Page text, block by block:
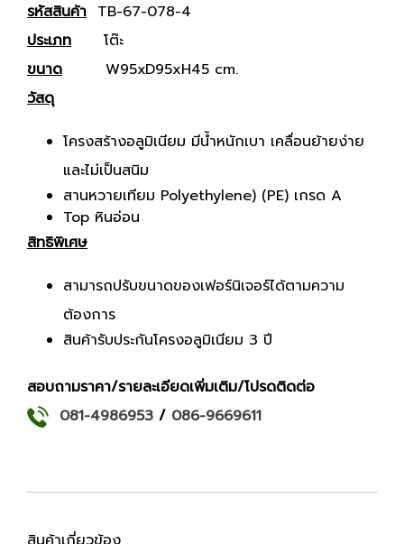
รหัสสินค้า TB-67-078-4
ประเภท โต๊ะ
ขนาด W95xD95xH45 cm.
วัสดุ
โครงสร้างอลูมิเนียม มีน้ำหนักเบา เคลื่อนย้ายง่าย
และไม่เป็นสนิม
สานหวายเทียม Polyethylene) (PE) เกรด A
Top หินอ่อน
สิทธิพิเศษ
สามารถปรับขนาดของเฟอร์นิเจอร์ได้ตามความ
ต้องการ
สินค้ารับประกันโครงอลูมิเนียม 3 ปี
สอบถามราคา/รายละเอียดเพิ่มเติม/โปรดติดต่อ
081-4986953 / 086-9669611